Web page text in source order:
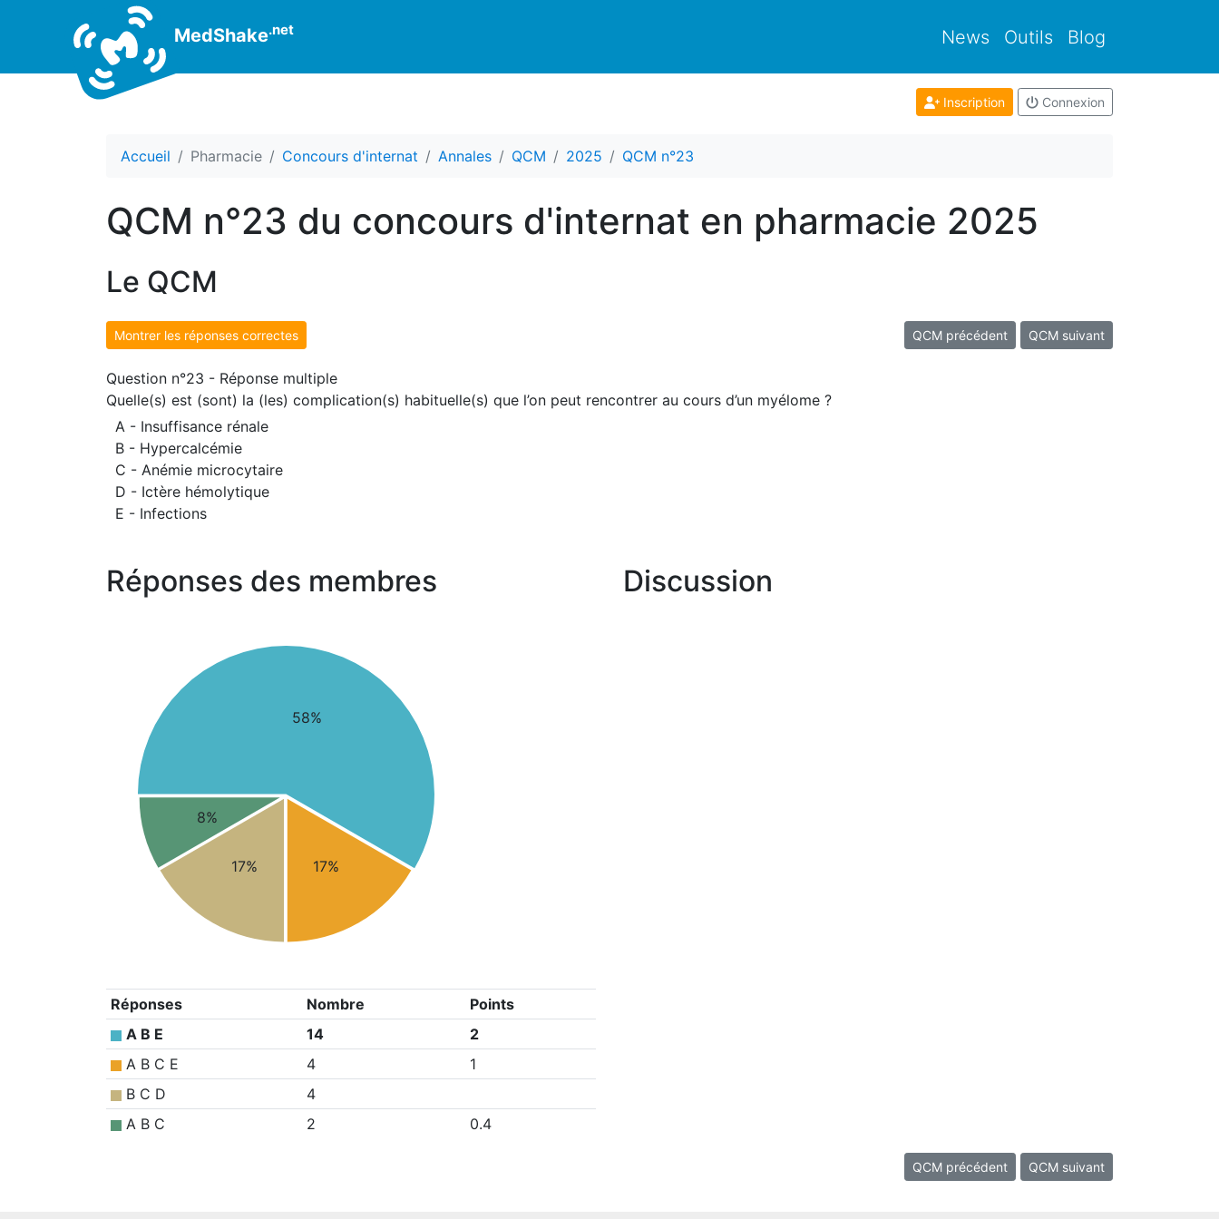
MedShake.net News Outils Blog
Inscription Connexion
Accueil Pharmacie Concours d'internat Annales QCM 2025 QCM n°23
QCM n°23 du concours d'internat en pharmacie 2025
Le QCM
Montrer les réponses correctes QCM précédent QCM suivant
Question n°23 - Réponse multiple
Quelle(s) est (sont) la (les) complication(s) habituelle(s) que l’on peut rencontrer au cours d’un myélome ?
A - Insuffisance rénale
B - Hypercalcémie
C - Anémie microcytaire
D - Ictère hémolytique
E - Infections
Réponses des membres
58%
17%
17%
8%
Réponses Nombre
Points
A B E
14
2
A B C E
4
1
B C D
4
A B C
2 0.4
Discussion
QCM précédent QCM suivant